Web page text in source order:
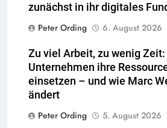
zunächst in ihr digitales
Peter Ording
6. August 2026
Zu viel Arbeit, zu wenig
Unternehmen ihre
einsetzen – und wie Marc
ändert
Peter Ording
5. August 2026